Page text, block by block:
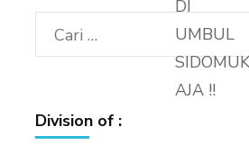
Cari
untuk:
Division of :